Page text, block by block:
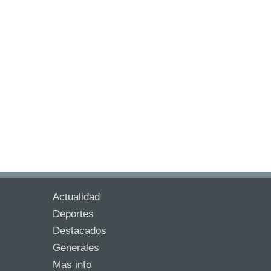
Actualidad
Deportes
Destacados
Generales
Mas info